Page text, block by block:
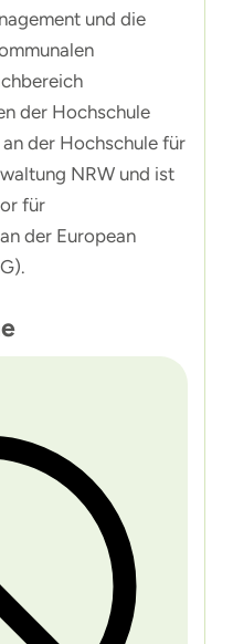
und die
der Hochschule
der Hochschule für
NRW und ist
für
der European